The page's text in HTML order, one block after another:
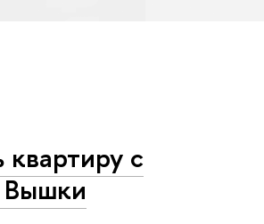
квартиру с